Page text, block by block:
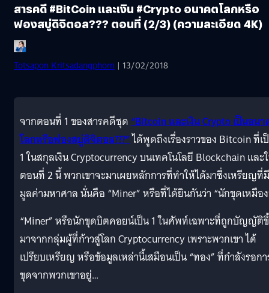
สารคดี #BitCoin และเงิน #Crypto อนาคตโลกหรือ
ฟองสบู่ดิจิตอล??? ตอนที่ (2/3) (ความละเอียด 4K)
Totsapon Kritsadangphorn | 13/02/2018
จากตอนที่ 1 ของสารคดีชุด“Bitcoin และเงิน Crypto เป็นอน
โลกหรือฟองสบู่ดิจิตอล???”ได้พูดถึงเรื่องราวของ Bitcoin ที่เ
1 ในสกุลเงิน Cryptocurrency บนเทคโนโลยี Blockchain และ
ตอนที่ 2 นี้ พวกเขาจะมาเผยหลักการที่ทำให้ได้มาซึ่งเหรียญที่มี
มูลค่ามหาศาล นั่นคือ “Miner” หรือที่ได้ยินกันว่า “นักขุดเหมือ
“Miner” หรือนักขุดบิตคอยน์เป็น 1 ในศัพท์เฉพาะที่ถูกบัญญัติ
มาจากกลุ่มผู้ที่ก้าวสู่โลก Cryptocurrency เพราะพวกเขา ได้
เปรียบเหรียญ หรือข้อมูลเหล่านี้เสมือนเป็น “ทอง” ที่กำลังรอก
ขุดจากพวกเขาอยู่…